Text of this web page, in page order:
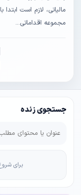
جستجوی زنده
برای شروع
مالیاتی، لازم است
مجموعه اقداماتی...